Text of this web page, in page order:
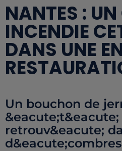
NANTES :
INCENDIE
DANS UNE
Un bouchon de
&eacute;t&eacute;
retrouv&eacute;